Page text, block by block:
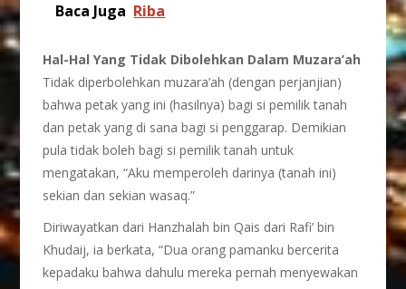
Baca Juga Riba
Hal-Hal Yang Tidak Dibolehkan Dalam Muzara’ah
Tidak diperbolehkan muzara’ah (dengan perjanjian)
bahwa petak yang ini (hasilnya) bagi si pemilik tanah
dan petak yang di sana bagi si penggarap. Demikian
pula tidak boleh bagi si pemilik tanah untuk
mengatakan, “Aku memperoleh darinya (tanah ini)
sekian dan sekian wasaq.”
Diriwayatkan dari Hanzhalah bin Qais dari Rafi’ bin
Khudaij, ia berkata, “Dua orang pamanku bercerita
kepadaku bahwa dahulu mereka pernah menyewakan